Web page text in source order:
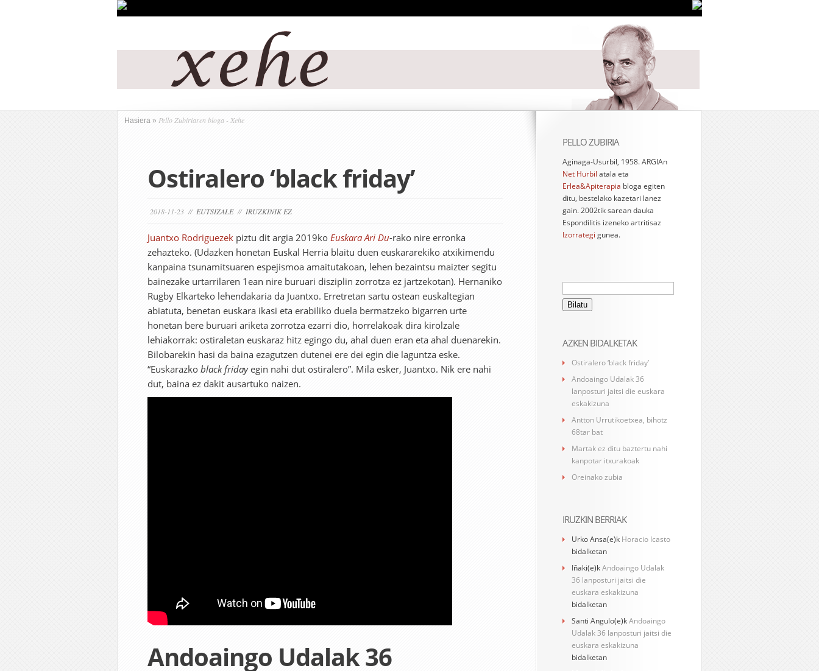
Hasiera » Pello Zubiriaren bloga - Xehe
Ostiralero ‘black friday’
2018-11-23 // EUTSIZALE// IRUZKINIK EZ
Juantxo Rodriguezek piztu dit argia 2019ko Euskara Ari Du-rako nire erronka
zehazteko. (Udazken honetan Euskal Herria blaitu duen euskararekiko atxikimendu
kanpaina tsunamitsuaren espejismoa amaitutakoan, lehen bezaintsu maizter segitu
bainezake urtarrilaren 1ean nire buruari disziplin zorrotza ez jartzekotan). Hernaniko
Rugby Elkarteko lehendakaria da Juantxo. Erretretan sartu ostean euskaltegian
abiatuta, benetan euskara ikasi eta erabiliko duela bermatzeko bigarren urte
honetan bere buruari ariketa zorrotza ezarri dio, horrelakoak dira kirolzale
lehiakorrak: ostiraletan euskaraz hitz egingo du, ahal duen eran eta ahal duenarekin.
Bilobarekin hasi da baina ezagutzen dutenei ere dei egin die laguntza eske.
“Euskarazko black fridayegin nahi dut ostiralero”. Mila esker, Juantxo. Nik ere nahi
dut, baina ez dakit ausartuko naizen.
Andoaingo Udalak 36
PELLO ZUBIRIA
Aginaga-Usurbil, 1958. ARGIAn
Net Hurbil atala eta
Erlea&Apiterapia bloga egiten
ditu, bestelako kazetari lanez
gain. 2002tik sarean dauka
Espondilitis izeneko artritisaz
Izorrategi gunea.
Bilatu:
AZKEN BIDALKETAK
Ostiralero ‘black friday’
Andoaingo Udalak 36
lanposturi jaitsi die euskara
eskakizuna
Antton Urrutikoetxea, bihotz
68tar bat
Martak ez ditu baztertu nahi
kanpotar itxurakoak
Oreinako zubia
IRUZKIN BERRIAK
Urko Ansa(e)k Horacio Icasto
bidalketan
Iñaki(e)kAndoaingo Udalak
36 lanposturi jaitsi die
euskara eskakizuna
bidalketan
Santi Angulo(e)kAndoaingo
Udalak 36 lanposturi jaitsi die
euskara eskakizuna
bidalketan